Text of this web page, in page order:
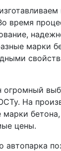
время
марки
огромный
На
цены.
автопарка